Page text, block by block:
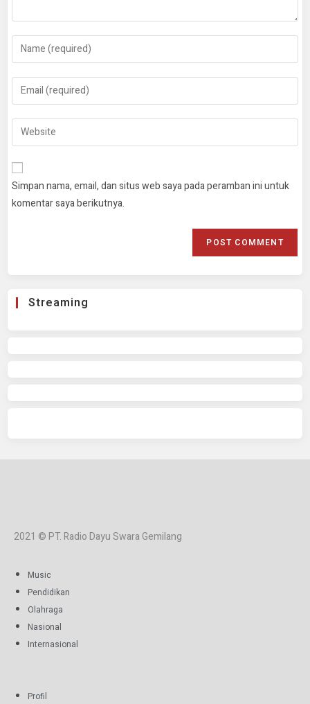
Simpan nama, email, dan situs web saya pada peramban ini untuk
komentar saya berikutnya.
Streaming
2021 © PT. Radio Dayu Swara Gemilang
Music
Pendidikan
Olahraga
Nasional
Internasional
Profil